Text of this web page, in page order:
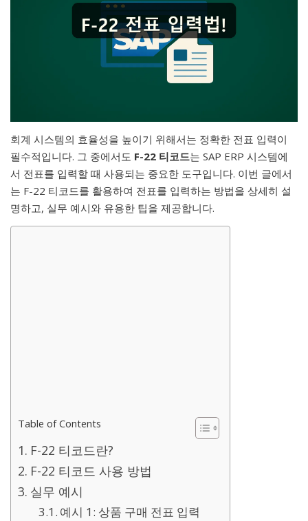
회계 시스템의 효율성을 높이기 위해서는 정확한 전표 입력이
필수적입니다. 그 중에서도 F-22 티코드는 SAP ERP 시스템에
서 전표를 입력할 때 사용되는 중요한 도구입니다. 이번 글에서
는 F-22 티코드를 활용하여 전표를 입력하는 방법을 상세히 설
명하고, 실무 예시와 유용한 팁을 제공합니다.
Table of Contents
F-22 티코드란?
F-22 티코드 사용 방법
실무 예시
예시 1: 상품 구매 전표 입력